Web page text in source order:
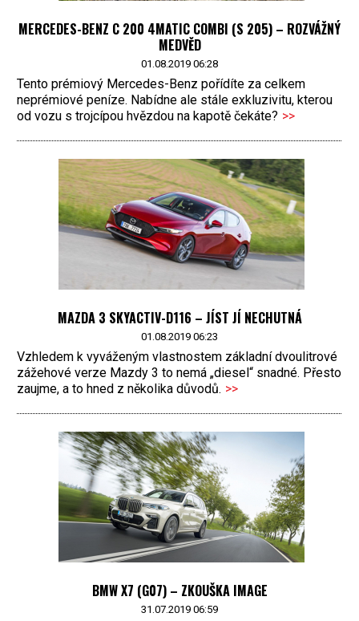
MERCEDES-BENZ C 200 4MATIC COMBI (S 205) – ROZVÁŽNÝ
MEDVĚD
01.08.2019 06:28
Tento prémiový Mercedes-Benz pořídíte za celkem
neprémiové peníze. Nabídne ale stále exkluzivitu, kterou
od vozu s trojcípou hvězdou na kapotě čekáte? >>
MAZDA 3 SKYACTIV-D116 – JÍST JÍ NECHUTNÁ
01.08.2019 06:23
Vzhledem k vyváženým vlastnostem základní dvoulitrové
zážehové verze Mazdy 3 to nemá „diesel“ snadné. Přesto
zaujme, a to hned z několika důvodů. >>
BMW X7 (G07) – ZKOUŠKA IMAGE
31.07.2019 06:59